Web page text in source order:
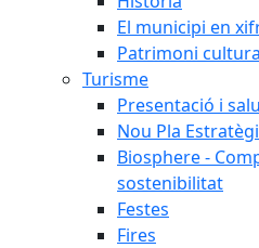
El municipi en
Patrimoni
Turisme
Presentació i
Nou Pla
Biosphere -
sostenibilitat
Festes
Fires